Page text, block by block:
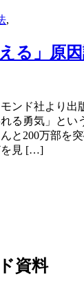
,
る」原
ンド社より出
る勇気」とい
と200万部を
を見 […]
資料